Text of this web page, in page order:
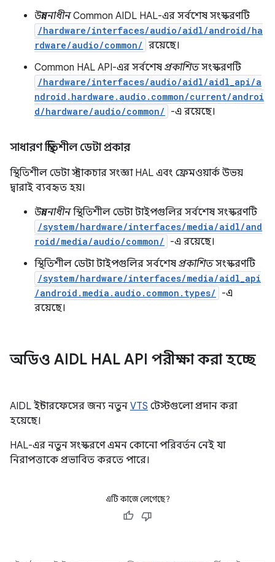
উন্নয়নাধীনCommon AIDL HAL-এর সর্বশেষ সংস্করণটি
/hardware/interfaces/audio/aidl/android/ha
rdware/audio/common/ রয়েছে।
Common HAL API-এর সর্বশেষ প্রকাশিতসংস্করণটি
/hardware/interfaces/audio/aidl/aidl_api/a
ndroid.hardware.audio.common/current/androi
d/hardware/audio/common/
-এ রয়েছে।
সাধারণ স্থিতিশীল ডেটা প্রকার
স্থিতিশীল ডেটা স্ট্রাকচার সংজ্ঞা HAL এবং ফ্রেমওয়ার্ক উভয়
দ্বারাই ব্যবহৃত হয়।
উন্নয়নাধীনস্থিতিশীল ডেটা টাইপগুলির সর্বশেষ সংস্করণটি
/system/hardware/interfaces/media/aidl/and
roid/media/audio/common/
-এ রয়েছে।
স্থিতিশীল ডেটা টাইপগুলির সর্বশেষ প্রকাশিতসংস্করণটি
/system/hardware/interfaces/media/aidl_api
/android.media.audio.common.types/
-এ
রয়েছে।
অডিও AIDL HAL API পরীক্ষা করা হচ্ছে
AIDL ইন্টারফেসের জন্য নতুন VTS টেস্টগুলো প্রদান করা
হয়েছে।
HAL-এর নতুন সংস্করণে এমন কোনো পরিবর্তন নেই যা
নিরাপত্তাকে প্রভাবিত করতে পারে।
এটি কাজে লেগেছে?